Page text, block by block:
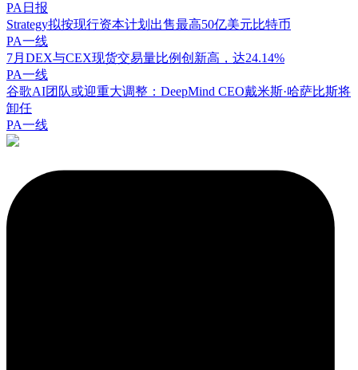
PA日报
Strategy拟按现行资本计划出售最高50亿美元比特币
PA一线
7月DEX与CEX现货交易量比例创新高，达24.14%
PA一线
谷歌AI团队或迎重大调整：DeepMind CEO戴米斯·哈萨比斯将
卸任
PA一线